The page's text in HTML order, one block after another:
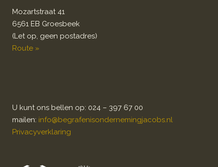
Mozartstraat 41
6561 EB Groesbeek
(Let op, geen postadres)
Route »
U kunt ons bellen op: 024 – 397 67 00
mailen: info@begrafenisondernemingjacobs.nl
Privacyverklaring